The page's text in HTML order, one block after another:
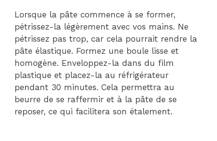
Lorsque la pâte commence à se former,
pétrissez-la légèrement avec vos mains. Ne
pétrissez pas trop, car cela pourrait rendre la
pâte élastique. Formez une boule lisse et
homogène. Enveloppez-la dans du film
plastique et placez-la au réfrigérateur
pendant 30 minutes. Cela permettra au
beurre de se raffermir et à la pâte de se
reposer, ce qui facilitera son étalement.